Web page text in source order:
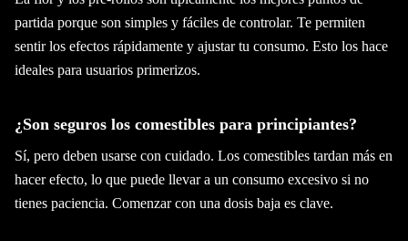
partida porque son simples y fáciles de controlar. Te permiten
sentir los efectos rápidamente y ajustar tu consumo. Esto los hace
ideales para usuarios primerizos.
¿Son seguros los comestibles para principiantes?
Sí, pero deben usarse con cuidado. Los comestibles tardan más en
hacer efecto, lo que puede llevar a un consumo excesivo si no
tienes paciencia. Comenzar con una dosis baja es clave.